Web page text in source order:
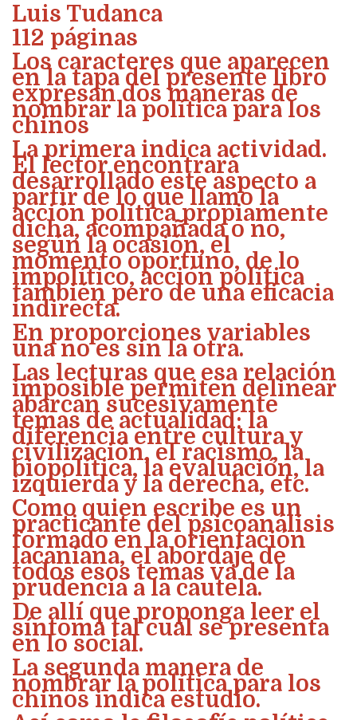
Luis Tudanca
112 páginas
Los caracteres que aparecen
en la tapa del presente libro
expresan dos maneras de
nombrar la política para los
chinos
La primera indica actividad.
El lector encontrará
desarrollado este aspecto a
partir de lo que llamo la
acción política propiamente
dicha, acompañada o no,
según la ocasión, el
momento oportuno, de lo
impolítico, acción política
también pero de una eficacia
indirecta.
En proporciones variables
una no es sin la otra.
Las lecturas que esa relación
imposible permiten delinear
abarcan sucesivamente
temas de actualidad: la
diferencia entre cultura y
civilización, el racismo, la
biopolítica, la evaluación, la
izquierda y la derecha, etc.
Como quien escribe es un
practicante del psicoanálisis
formado en la orientación
lacaniana, el abordaje de
todos esos temas va de la
prudencia a la cautela.
De allí que proponga leer el
síntoma tal cual se presenta
en lo social.
La segunda manera de
nombrar la política para los
chinos indicaestudio.